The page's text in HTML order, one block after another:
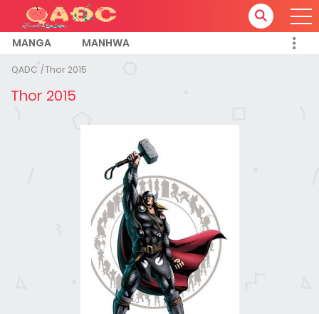
MANGA MANHWA
QADC Thor 2015
Thor 2015